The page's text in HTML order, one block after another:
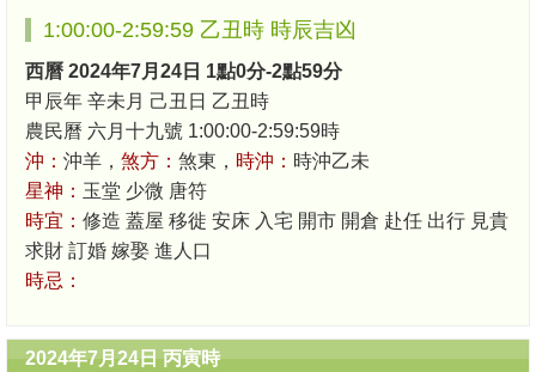
1:00:00-2:59:59 乙丑時 時辰吉凶
西曆 2024年7月24日 1點0分-2點59分
甲辰年 辛未月 己丑日 乙丑時
農民曆 六月十九號 1:00:00-2:59:59時
沖： 沖羊， 煞方： 煞東， 時沖： 時沖乙未
星神： 玉堂 少微 唐符
時宜： 修造 蓋屋 移徙 安床 入宅 開市 開倉 赴任 出行 見貴
求財 訂婚 嫁娶 進人口
時忌：
2024年7月24日 丙寅時